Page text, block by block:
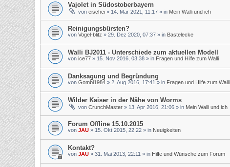
Vajolet in Südostoberbayern
von eischei » 14. Mär 2021, 11:17 » in Mein Walli und ich
Reinigungsbürsten?
von Vogel-blitz » 29. Dez 2020, 07:37 » in Bastelecke
Walli BJ2011 - Unterschiede zum aktuellen Modell
von ice77 » 15. Nov 2016, 03:38 » in Fragen und Hilfe zum Walli
Danksagung und Begründung
von Gombi1984 » 2. Aug 2016, 17:41 » in Fragen und Hilfe zum Walli
Wilder Kaiser in der Nähe von Worms
von CrunchMaster » 13. Apr 2016, 21:06 » in Mein Walli und ich
Forum Offline 15.10.2015
von JAU » 15. Okt 2015, 22:22 » in Neuigkeiten
Kontakt?
von JAU » 31. Mai 2013, 22:11 » in Hilfe und Wünsche zum Forum